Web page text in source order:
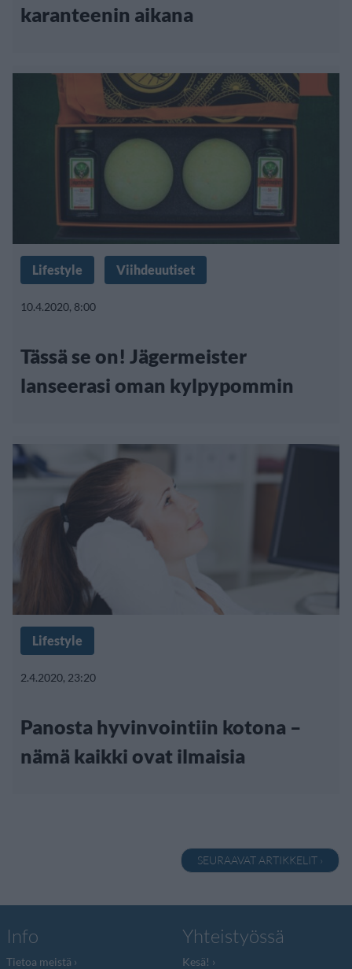
karanteenin aikana
Lifestyle Viihdeuutiset
10.4.2020, 8:00
Tässä se on! Jägermeister
lanseerasi oman kylpypommin
Lifestyle
2.4.2020, 23:20
Panosta hyvinvointiin kotona –
nämä kaikki ovat ilmaisia
SEURAAVAT ARTIKKELIT ›
Info
Tietoa meistä
Yhteistyössä
Kesä!